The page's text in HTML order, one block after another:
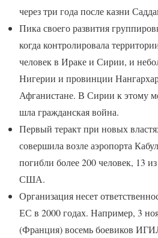
через три года после казни
Пика своего развития
когда контролировала
человек в Ираке и Сирии, и
Нигерии и провинции
Афганистане. В Сирии к этому
шла гражданская война.
Первый теракт при новых
совершила возле аэропорта
погибли более 200 человек, 13
США.
Организация несет
ЕС в 2000 годах. Например, 3
(Франция) восемь боевиков